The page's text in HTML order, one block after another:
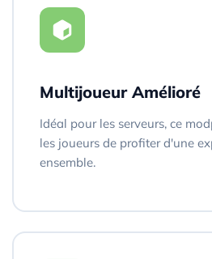
Multijoueur Amélioré
Idéal pour les serveurs, ce
les joueurs de profiter d'une
ensemble.